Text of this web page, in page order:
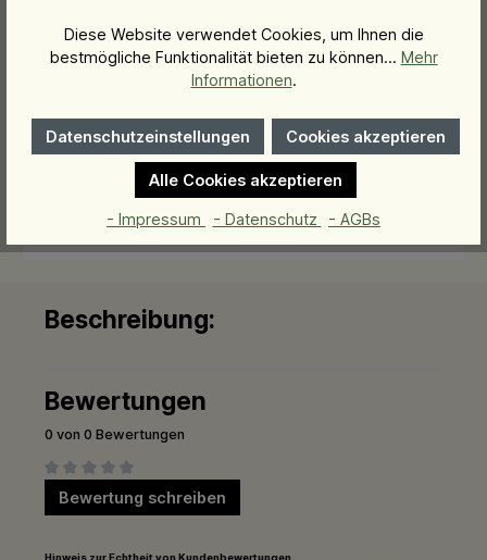
luxuriöser Feuchtigkeitsbooster
90,20 CHF*
In den Warenkorb
3.006,67 CHF* / 1 Liter
Beschreibung:
Bewertungen
0 von 0 Bewertungen
Durchschnittliche Bewertung von 0 von 5 Sternen
Bewertung schreiben
Hinweis zur Echtheit von Kundenbewertungen
Diese Website verwendet Cookies, um Ihnen die
bestmögliche Funktionalität bieten zu können... Mehr
Informationen.
Datenschutzeinstellungen Cookies akzeptieren
Alle Cookies akzeptieren
- Impressum - Datenschutz - AGBs